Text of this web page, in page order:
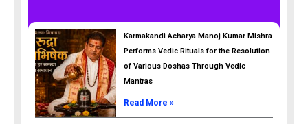
Karmakandi Acharya Manoj Kumar Mishra
Performs Vedic Rituals for the Resolution
of Various Doshas Through Vedic
Mantras
Read More »